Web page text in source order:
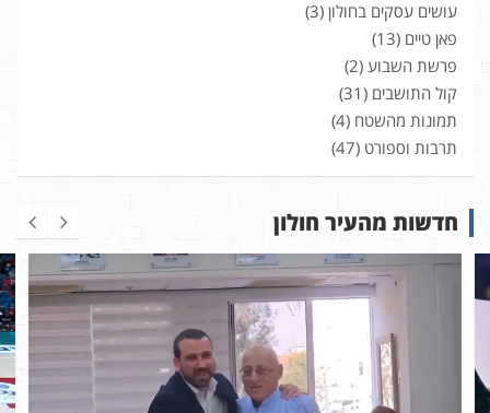
עושים עסקים בחולון (3)
פאן טיים (13)
פרשת השבוע (2)
קול התושבים (31)
תמונות מהשטח (4)
תרבות וספורט (47)
חדשות מהעיר חולון